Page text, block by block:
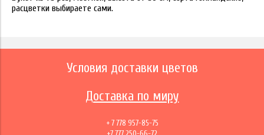
расцветки выбираете сами.
Условия доставки цветов
Доставка по миру
+ 7 778 957-85-75